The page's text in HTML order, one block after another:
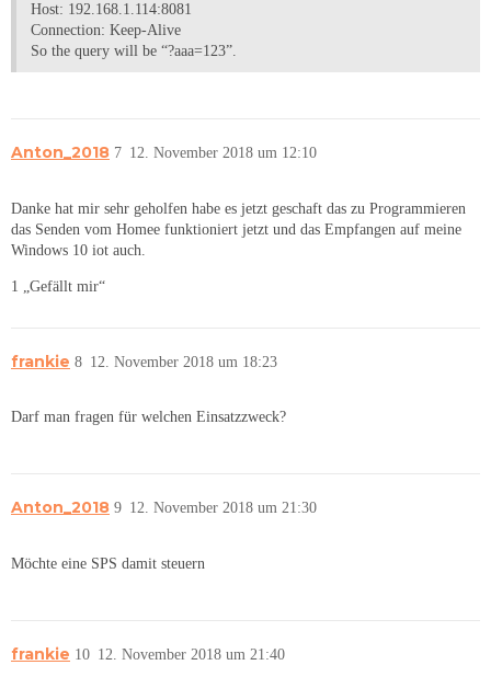
Host: 192.168.1.114:8081
Connection: Keep-Alive
So the query will be “?aaa=123”.
Anton_2018 12. November 2018 um 12:10
7
Danke hat mir sehr geholfen habe es jetzt geschaft das zu Programmieren
das Senden vom Homee funktioniert jetzt und das Empfangen auf meine
Windows 10 iot auch.
1 „Gefällt mir“
frankie 12. November 2018 um 18:23
8
Darf man fragen für welchen Einsatzzweck?
Anton_2018 12. November 2018 um 21:30
9
Möchte eine SPS damit steuern
frankie 12. November 2018 um 21:40
10